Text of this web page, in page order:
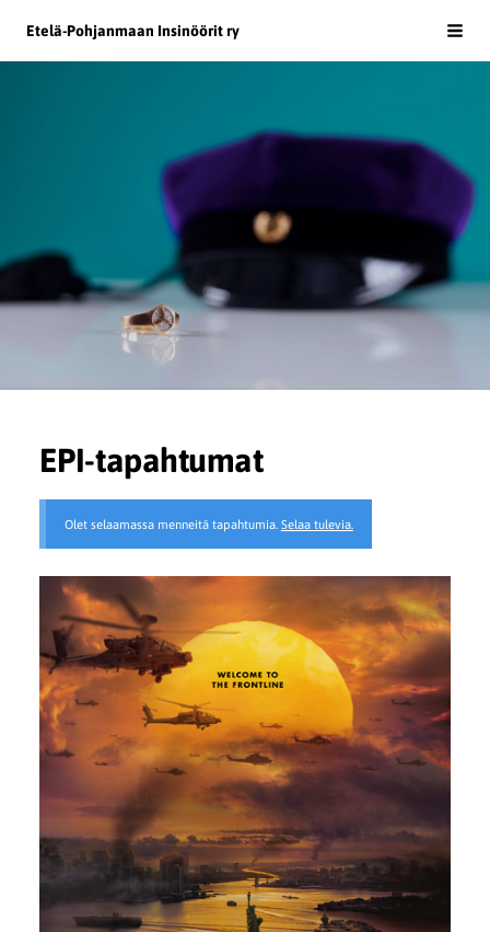
sivun
sisältöön
Etelä-Pohjanmaan Insinöörit ry
EPI-tapahtumat
Olet selaamassa menneitä tapahtumia. Selaa tulevia.